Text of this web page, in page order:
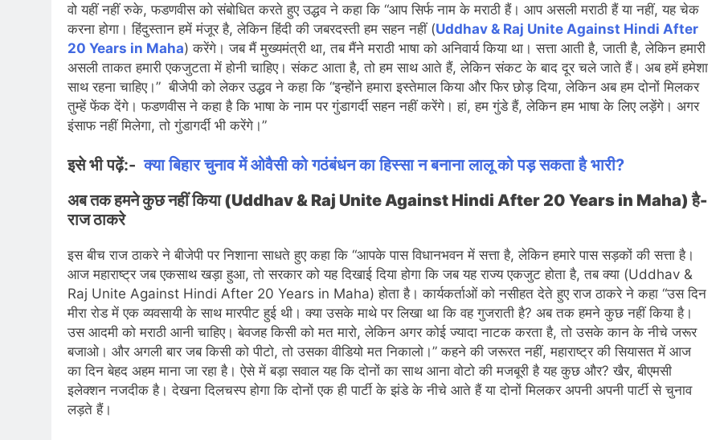
वो यहीं नहीं रुके, फडणवीस को संबोधित करते हुए उद्धव ने कहा कि “आप सिर्फ नाम के मराठी हैं। आप असली मराठी हैं या नहीं, यह चेक
करना होगा। हिंदुस्तान हमें मंजूर है, लेकिन हिंदी की जबरदस्ती हम सहन नहीं (Uddhav & Raj Unite Against Hindi After
20 Years in Maha) करेंगे। जब मैं मुख्यमंत्री था, तब मैंने मराठी भाषा को अनिवार्य किया था। सत्ता आती है, जाती है, लेकिन हमारी
असली ताकत हमारी एकजुटता में होनी चाहिए। संकट आता है, तो हम साथ आते हैं, लेकिन संकट के बाद दूर चले जाते हैं। अब हमें हमेशा
साथ रहना चाहिए।” बीजेपी को लेकर उद्धव ने कहा कि “इन्होंने हमारा इस्तेमाल किया और फिर छोड़ दिया, लेकिन अब हम दोनों मिलकर
तुम्हें फेंक देंगे। फडणवीस ने कहा है कि भाषा के नाम पर गुंडागर्दी सहन नहीं करेंगे। हां, हम गुंडे हैं, लेकिन हम भाषा के लिए लड़ेंगे। अगर
इंसाफ नहीं मिलेगा, तो गुंडागर्दी भी करेंगे।”
इसे भी पढ़ें:-क्या बिहार चुनाव में ओवैसी को गठंबंधन का हिस्सा न बनाना लालू को पड़ सकता है भारी?
अब तक हमने कुछ नहीं किया (Uddhav & Raj Unite Against Hindi After 20 Years in Maha) है-
राज ठाकरे
इस बीच राज ठाकरे ने बीजेपी पर निशाना साधते हुए कहा कि “आपके पास विधानभवन में सत्ता है, लेकिन हमारे पास सड़कों की सत्ता है।
आज महाराष्ट्र जब एकसाथ खड़ा हुआ, तो सरकार को यह दिखाई दिया होगा कि जब यह राज्य एकजुट होता है, तब क्या (Uddhav &
Raj Unite Against Hindi After 20 Years in Maha) होता है। कार्यकर्ताओं को नसीहत देते हुए राज ठाकरे ने कहा “उस दिन
मीरा रोड में एक व्यवसायी के साथ मारपीट हुई थी। क्या उसके माथे पर लिखा था कि वह गुजराती है? अब तक हमने कुछ नहीं किया है।
उस आदमी को मराठी आनी चाहिए। बेवजह किसी को मत मारो, लेकिन अगर कोई ज्यादा नाटक करता है, तो उसके कान के नीचे जरूर
बजाओ। और अगली बार जब किसी को पीटो, तो उसका वीडियो मत निकालो।” कहने की जरूरत नहीं, महाराष्ट्र की सियासत में आज
का दिन बेहद अहम माना जा रहा है। ऐसे में बड़ा सवाल यह कि दोनों का साथ आना वोटो की मजबूरी है यह कुछ और? खैर, बीएमसी
इलेक्शन नजदीक है। देखना दिलचस्प होगा कि दोनों एक ही पार्टी के झंडे के नीचे आते हैं या दोनों मिलकर अपनी अपनी पार्टी से चुनाव
लड़ते हैं।